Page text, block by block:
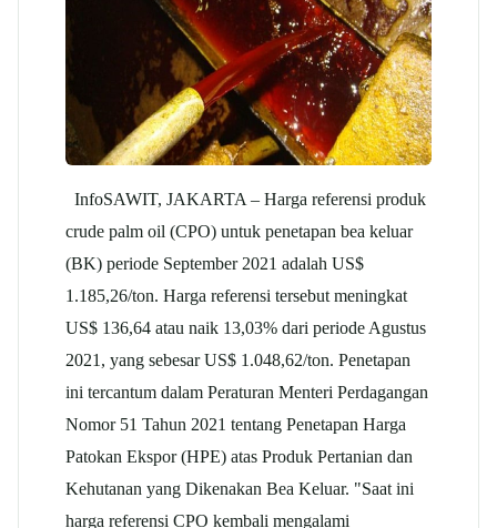
InfoSAWIT, JAKARTA – Harga referensi produk
crude palm oil (CPO) untuk penetapan bea keluar
(BK) periode September 2021 adalah US$
1.185,26/ton. Harga referensi tersebut meningkat
US$ 136,64 atau naik 13,03% dari periode Agustus
2021, yang sebesar US$ 1.048,62/ton. Penetapan
ini tercantum dalam Peraturan Menteri Perdagangan
Nomor 51 Tahun 2021 tentang Penetapan Harga
Patokan Ekspor (HPE) atas Produk Pertanian dan
Kehutanan yang Dikenakan Bea Keluar. "Saat ini
harga referensi CPO kembali mengalami